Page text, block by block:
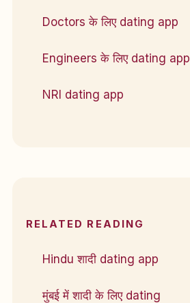
Doctors के लिए dating app
Engineers के लिए dating app
NRI dating app
RELATED READING
Hindu शादी dating app
मुंबई में शादी के लिए dating